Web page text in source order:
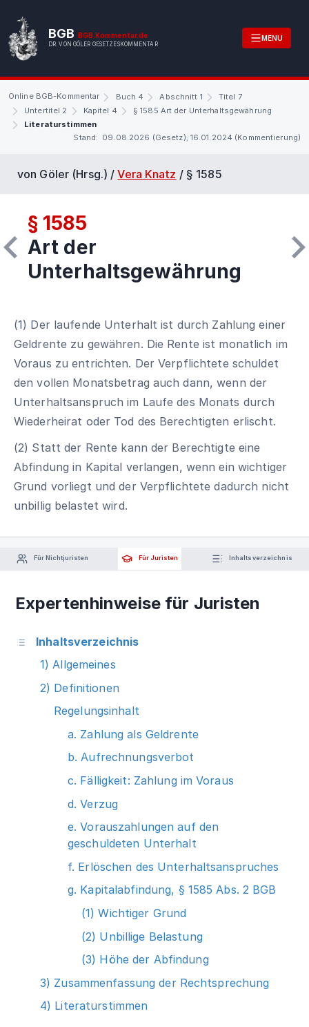
BGB BGB.Kommentar.de
DR. VON GÖLER GESETZESKOMMENTAR
MENU
Online BGB-Kommentar Buch 4 Abschnitt 1
Titel 7
Untertitel 2
Kapitel 4
§ 1585 Art der Unterhaltsgewährung
Literaturstimmen
Stand: 09.08.2026 (Gesetz); 16.01.2024 (Kommentierung)
von Göler (Hrsg.) /Vera Knatz / § 1585
§ 1585
Art der
Unterhaltsgewährung
(1) Der laufende Unterhalt ist durch Zahlung einer
Geldrente zu gewähren. Die Rente ist monatlich im
Voraus zu entrichten. Der Verpflichtete schuldet
den vollen Monatsbetrag auch dann, wenn der
Unterhaltsanspruch im Laufe des Monats durch
Wiederheirat oder Tod des Berechtigten erlischt.
(2) Statt der Rente kann der Berechtigte eine
Abfindung in Kapital verlangen, wenn ein wichtiger
Grund vorliegt und der Verpflichtete dadurch nicht
unbillig belastet wird.
Für Nichtjuristen Für Juristen Inhaltsverzeichnis
Expertenhinweise für Juristen
Inhaltsverzeichnis
1) Allgemeines
2) Definitionen
Regelungsinhalt
a. Zahlung als Geldrente
b. Aufrechnungsverbot
c. Fälligkeit: Zahlung im Voraus
d. Verzug
e. Vorauszahlungen auf den
geschuldeten Unterhalt
f. Erlöschen des Unterhaltsanspruches
g. Kapitalabfindung, § 1585 Abs. 2 BGB
(1) Wichtiger Grund
(2) Unbillige Belastung
(3) Höhe der Abfindung
3) Zusammenfassung der Rechtsprechung
4) Literaturstimmen